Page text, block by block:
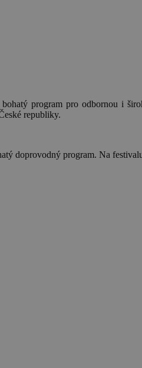
program pro odbornou i
republiky.
doprovodný program. Na